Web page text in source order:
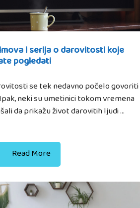
i serija o darovitosti koje
pogledati
se tek nedavno počelo govoriti
neki su umetinici tokom vremena
da prikažu život darovitih ljudi …
Read More